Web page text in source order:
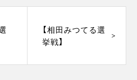
【相田みつてる選
挙戦】